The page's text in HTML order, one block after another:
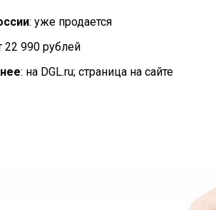
: уже продается
22 990 рублей
: на DGL.ru; страница на сайте